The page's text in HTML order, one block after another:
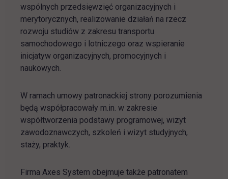
wspólnych przedsięwzięć organizacyjnych i
merytorycznych, realizowanie działań na rzecz
rozwoju studiów z zakresu transportu
samochodowego i lotniczego oraz wspieranie
inicjatyw organizacyjnych, promocyjnych i
naukowych.
W ramach umowy patronackiej strony porozumienia
będą współpracowały m.in. w zakresie
współtworzenia podstawy programowej, wizyt
zawodoznawczych, szkoleń i wizyt studyjnych,
staży, praktyk.
Firma Axes System obejmuje także patronatem